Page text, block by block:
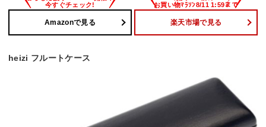
Amazonで見る 楽天市場で見る
heizi フルートケース